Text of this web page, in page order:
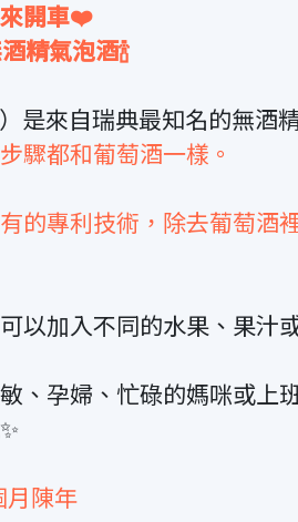
來開車❤️
精氣泡酒🍾
是來自瑞典最知名的無酒
驟都和葡萄酒一樣。
的專利技術，除去葡萄酒
以加入不同的水果、果汁
、孕婦、忙碌的媽咪或上
月陳年